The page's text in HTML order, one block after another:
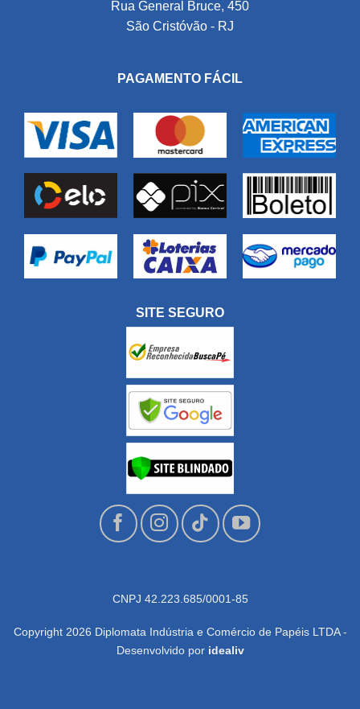
Rua General Bruce, 450
São Cristóvão - RJ
PAGAMENTO FÁCIL
SITE SEGURO
CNPJ 42.223.685/0001-85
Copyright 2026 Diplomata Indústria e Comércio de Papéis LTDA -
Desenvolvido por idealiv